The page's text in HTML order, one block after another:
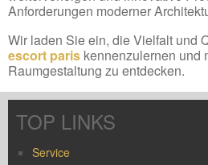
Anforderungen moderner
Wir laden Sie ein, die Vielfalt und
escort paris kennenzulernen und
Raumgestaltung zu entdecken.
TOP LINKS
Service